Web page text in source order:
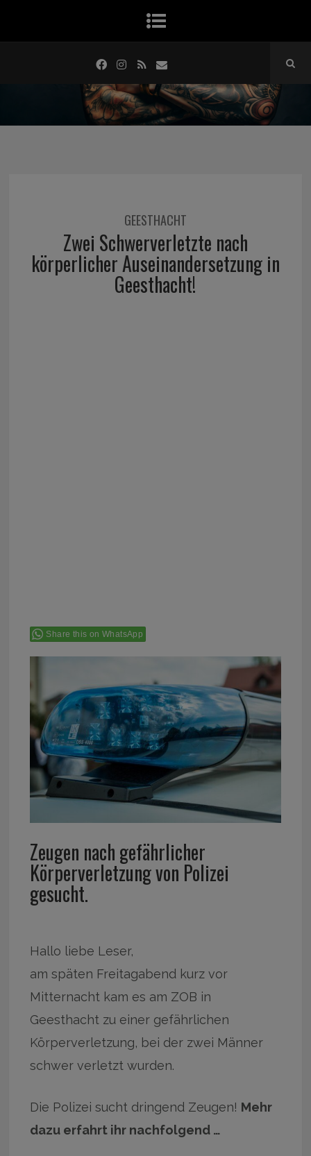
GEESTHACHT
Zwei Schwerverletzte nach
körperlicher Auseinandersetzung in
Geesthacht!
Share this on WhatsApp
Zeugen nach gefährlicher
Körperverletzung von Polizei
gesucht.
Hallo liebe Leser,
am späten Freitagabend kurz vor
Mitternacht kam es am ZOB in
Geesthacht zu einer gefährlichen
Körperverletzung, bei der zwei Männer
schwer verletzt wurden.
Die Polizei sucht dringend Zeugen! Mehr
dazu erfahrt ihr nachfolgend …